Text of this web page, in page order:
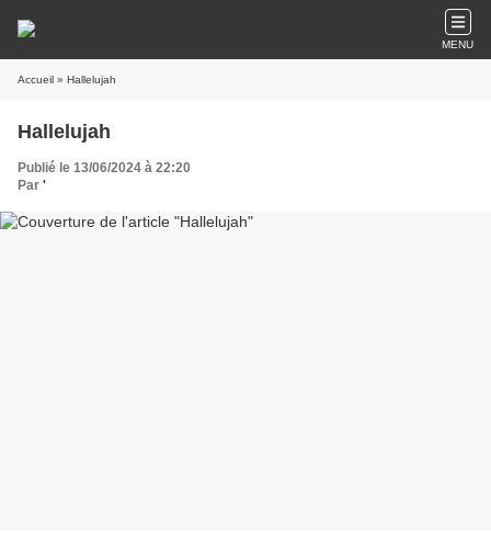
MENU
Accueil » Hallelujah
Hallelujah
Publié le 13/06/2024 à 22:20
Par '